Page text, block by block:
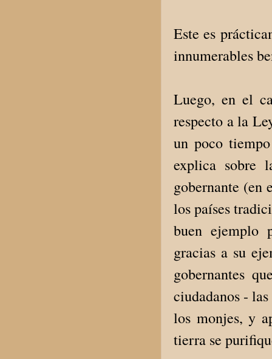
Este es
innumerables
Luego, en el
respecto a la
un poco
explica sobre
gobernante (en
los países
buen ejemplo
gracias a su
gobernantes
ciudadanos -
los monjes, y
tierra se